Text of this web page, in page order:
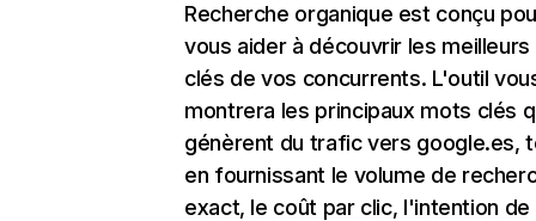
Recherche organique est conçu
vous aider à découvrir les
clés de vos concurrents. L'outil
montrera les principaux mots clés
génèrent du trafic vers google.es,
en fournissant le volume de
exact, le coût par clic, l'intention de